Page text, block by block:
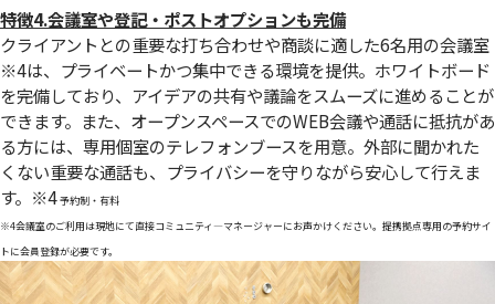
特徴4.会議室や登記・ポストオプションも完備
クライアントとの重要な打ち合わせや商談に適した6名用の会議室
※4は、プライベートかつ集中できる環境を提供。ホワイトボード
を完備しており、アイデアの共有や議論をスムーズに進めることが
できます。また、オープンスペースでのWEB会議や通話に抵抗があ
る方には、専用個室のテレフォンブースを用意。外部に聞かれた
くない重要な通話も、プライバシーを守りながら安心して行えま
す。 ※4予約制・有料
※4会議室のご利用は現地にて直接コミュニティ―マネージャーにお声かけください。提携拠点専用の予約サイ
トに会員登録が必要です。